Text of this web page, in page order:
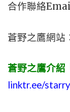
合作聯絡
蒼野之鷹網站
蒼野之鷹介紹
linktr.ee/